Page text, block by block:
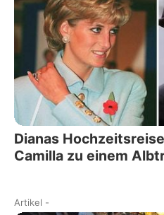
Dianas
Camilla zu einem
Artikel -